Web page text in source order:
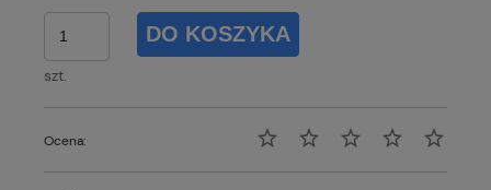
szt.
DO KOSZYKA
Ocena: